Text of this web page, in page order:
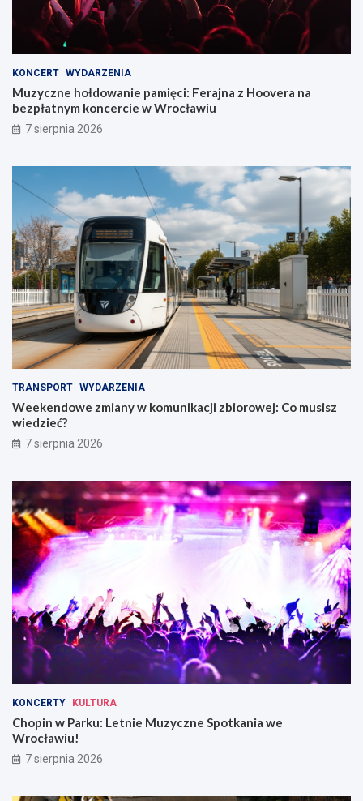
KONCERT WYDARZENIA
Muzyczne hołdowanie pamięci: Ferajna z Hoovera na
bezpłatnym koncercie w Wrocławiu
7 sierpnia 2026
TRANSPORT WYDARZENIA
Weekendowe zmiany w komunikacji zbiorowej: Co musisz
wiedzieć?
7 sierpnia 2026
KONCERTY KULTURA
Chopin w Parku: Letnie Muzyczne Spotkania we
Wrocławiu!
7 sierpnia 2026